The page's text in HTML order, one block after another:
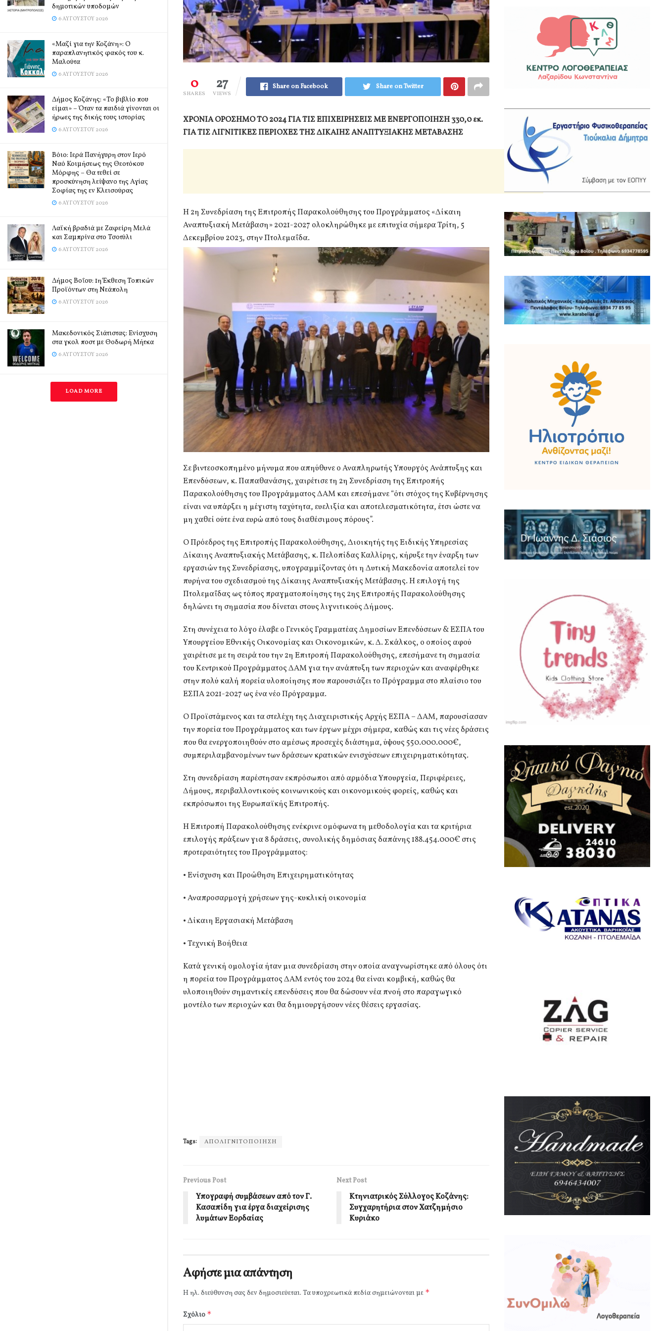
δημοτικών υποδομών
6 ΑΥΓΟΎΣΤΟΥ 2026
«Μαζί για την Κοζάνη»: Ο
παραπλανητικός φακός του κ.
Μαλούτα
6 ΑΥΓΟΎΣΤΟΥ 2026
Δήμος Κοζάνης: «Το βιβλίο που
είμαι» – Όταν τα παιδιά γίνονται οι
ήρωες της δικής τους ιστορίας
6 ΑΥΓΟΎΣΤΟΥ 2026
Βόιο: Ιερά Πανήγυρη στον Ιερό
Ναό Κοιμήσεως της Θεοτόκου
Μόρφης – Θα τεθεί σε
προσκύνηση λείψανο της Αγίας
Σοφίας της εν Κλεισούρας
6 ΑΥΓΟΎΣΤΟΥ 2026
Λαϊκή βραδιά με Ζαφείρη Μελά
και Σαμπρίνα στο Τσοτύλι
6 ΑΥΓΟΎΣΤΟΥ 2026
Δήμος Βοΐου: 1η Έκθεση Τοπικών
Προϊόντων στη Νεάπολη
6 ΑΥΓΟΎΣΤΟΥ 2026
Μακεδονικός Σιάτιστας: Ενίσχυση
στα γκολ ποστ με Θοδωρή Μήτκα
6 ΑΥΓΟΎΣΤΟΥ 2026
LOAD MORE
0
SHARES
27
VIEWS
Share on Facebook Share on Twitter
ΧΡΟΝΙΑ ΟΡΟΣΗΜΟ ΤΟ 2024 ΓΙΑ ΤΙΣ ΕΠΙΧΕΙΡΗΣΕΙΣ ΜΕ ΕΝΕΡΓΟΠΟΙΗΣΗ 330,0 εκ.
ΓΙΑ ΤΙΣ ΛΙΓΝΙΤΙΚΕΣ ΠΕΡΙΟΧΕΣ ΤΗΣ ΔΙΚΑΙΗΣ ΑΝΑΠΤΥΞΙΑΚΗΣ ΜΕΤΑΒΑΣΗΣ
Η 2η Συνεδρίαση της Επιτροπής Παρακολούθησης του Προγράμματος «Δίκαιη
Αναπτυξιακή Μετάβαση» 2021-2027 ολοκληρώθηκε με επιτυχία σήμερα Τρίτη, 5
Δεκεμβρίου 2023, στην Πτολεμαΐδα.
Σε βιντεοσκοπημένο μήνυμα που απηύθυνε ο Αναπληρωτής Υπουργός Ανάπτυξης και
Επενδύσεων, κ. Παπαθανάσης, χαιρέτισε τη 2η Συνεδρίαση της Επιτροπής
Παρακολούθησης του Προγράμματος ΔΑΜ και επεσήμανε “ότι στόχος της Κυβέρνησης
είναι να υπάρξει η μέγιστη ταχύτητα, ευελιξία και αποτελεσματικότητα, έτσι ώστε να
μη χαθεί ούτε ένα ευρώ από τους διαθέσιμους πόρους”.
Ο Πρόεδρος της Επιτροπής Παρακολούθησης, Διοικητής της Ειδικής Υπηρεσίας
Δίκαιης Αναπτυξιακής Μετάβασης, κ. Πελοπίδας Καλλίρης, κήρυξε την έναρξη των
εργασιών της Συνεδρίασης, υπογραμμίζοντας ότι η Δυτική Μακεδονία αποτελεί τον
πυρήνα του σχεδιασμού της Δίκαιης Αναπτυξιακής Μετάβασης. Η επιλογή της
Πτολεμαΐδας ως τόπος πραγματοποίησης της 2ης Επιτροπής Παρακολούθησης
δηλώνει τη σημασία που δίνεται στους λιγνιτικούς Δήμους.
Στη συνέχεια το λόγο έλαβε ο Γενικός Γραμματέας Δημοσίων Επενδύσεων & ΕΣΠΑ του
Υπουργείου Εθνικής Οικονομίας και Οικονομικών, κ. Δ. Σκάλκος, ο οποίος αφού
χαιρέτισε με τη σειρά του την 2η Επιτροπή Παρακολούθησης, επεσήμανε τη σημασία
του Κεντρικού Προγράμματος ΔΑΜ για την ανάπτυξη των περιοχών και αναφέρθηκε
στην πολύ καλή πορεία υλοποίησης που παρουσιάζει το Πρόγραμμα στο πλαίσιο του
ΕΣΠΑ 2021-2027 ως ένα νέο Πρόγραμμα.
Ο Προϊστάμενος και τα στελέχη της Διαχειριστικής Αρχής ΕΣΠΑ – ΔΑΜ, παρουσίασαν
την πορεία του Προγράμματος και των έργων μέχρι σήμερα, καθώς και τις νέες δράσεις
που θα ενεργοποιηθούν στο αμέσως προσεχές διάστημα, ύψους 550.000.000€,
συμπεριλαμβανομένων των δράσεων κρατικών ενισχύσεων επιχειρηματικότητας.
Στη συνεδρίαση παρέστησαν εκπρόσωποι από αρμόδια Υπουργεία, Περιφέρειες,
Δήμους, περιβαλλοντικούς κοινωνικούς και οικονομικούς φορείς, καθώς και
εκπρόσωποι της Ευρωπαϊκής Επιτροπής.
Η Επιτροπή Παρακολούθησης ενέκρινε ομόφωνα τη μεθοδολογία και τα κριτήρια
επιλογής πράξεων για 8 δράσεις, συνολικής δημόσιας δαπάνης 188.454.000€ στις
προτεραιότητες του Προγράμματος:
• Ενίσχυση και Προώθηση Επιχειρηματικότητας
• Αναπροσαρμογή χρήσεων γης-κυκλική οικονομία
• Δίκαιη Εργασιακή Μετάβαση
• Τεχνική Βοήθεια
Κατά γενική ομολογία ήταν μια συνεδρίαση στην οποία αναγνωρίστηκε από όλους ότι
η πορεία του Προγράμματος ΔΑΜ εντός του 2024 θα είναι κομβική, καθώς θα
υλοποιηθούν σημαντικές επενδύσεις που θα δώσουν νέα πνοή στο παραγωγικό
μοντέλο των περιοχών και θα δημιουργήσουν νέες θέσεις εργασίας.
Tags: ΑΠΟΛΙΓΝΙΤΟΠΟΙΗΣΗ
Previous Post
Υπογραφή συμβάσεων από τον Γ.
Κασαπίδη για έργα διαχείρισης
λυμάτων Εορδαίας
Next Post
Κτηνιατρικός Σύλλογος Κοζάνης:
Συγχαρητήρια στον Χατζημήσιο
Κυριάκο
Αφήστε μια απάντηση
Η ηλ. διεύθυνση σας δεν δημοσιεύεται. Τα υποχρεωτικά πεδία σημειώνονται με *
Σχόλιο *